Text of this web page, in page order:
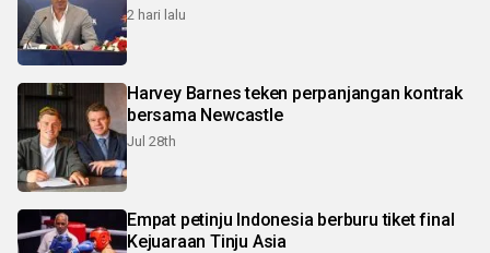
2 hari lalu
Harvey Barnes teken perpanjangan kontrak
bersama Newcastle
Jul 28th
Empat petinju Indonesia berburu tiket final
Kejuaraan Tinju Asia